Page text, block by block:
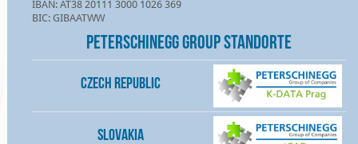
IBAN: AT38 20111 3000 1026 369
BIC: GIBAATWW
Peterschinegg Group Standorte
Czech Republic
Slovakia